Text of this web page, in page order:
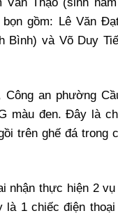
bọn gồm: Lê Văn
Bình) và Võ Duy
an phường
màu đen. Đây là
trên ghế đá trong
nhận thực hiện 2
là 1 chiếc điện